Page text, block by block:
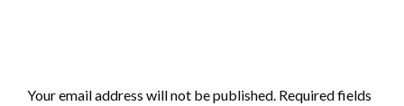
Your email address will not be published. Required fields